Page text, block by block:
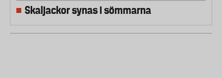
Skaljackor synas i sömmarna